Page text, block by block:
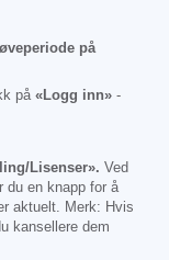
på
på «Logg inn» -
Lisenser». Ved
du en knapp for å
aktuelt. Merk: Hvis
kansellere dem